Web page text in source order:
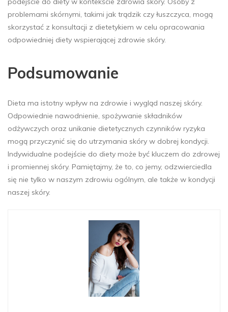
problemami skórnymi, takimi jak trądzik czy łuszczyca, mogą
skorzystać z konsultacji z dietetykiem w celu opracowania
odpowiedniej diety wspierającej zdrowie skóry.
Podsumowanie
Dieta ma istotny wpływ na zdrowie i wygląd naszej skóry.
Odpowiednie nawodnienie, spożywanie składników
odżywczych oraz unikanie dietetycznych czynników ryzyka
mogą przyczynić się do utrzymania skóry w dobrej kondycji.
Indywidualne podejście do diety może być kluczem do zdrowej
i promiennej skóry. Pamiętajmy, że to, co jemy, odzwierciedla
się nie tylko w naszym zdrowiu ogólnym, ale także w kondycji
naszej skóry.